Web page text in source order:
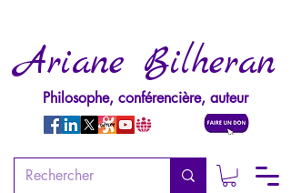
Ariane Bilheran
Philosophe, conférencière, auteur